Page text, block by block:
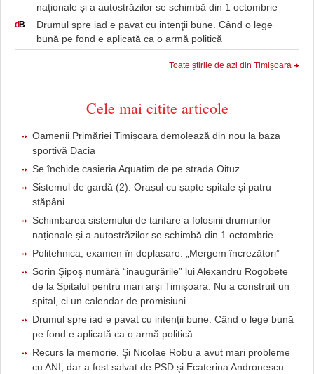
naționale și a autostrăzilor se schimbă din 1 octombrie
d B
Drumul spre iad e pavat cu intenţii bune. Când o lege
bună pe fond e aplicată ca o armă politică
Toate știrile de azi din Timișoara
Cele mai citite articole
Oamenii Primăriei Timișoara demolează din nou la baza
sportivă Dacia
Se închide casieria Aquatim de pe strada Oituz
Sistemul de gardă (2). Orașul cu șapte spitale și patru
stăpâni
Schimbarea sistemului de tarifare a folosirii drumurilor
naționale și a autostrăzilor se schimbă din 1 octombrie
Politehnica, examen în deplasare: „Mergem încrezători”
Sorin Şipoş numără “inaugurările” lui Alexandru Rogobete
de la Spitalul pentru mari arși Timișoara: Nu a construit un
spital, ci un calendar de promisiuni
Drumul spre iad e pavat cu intenţii bune. Când o lege bună
pe fond e aplicată ca o armă politică
Recurs la memorie. Şi Nicolae Robu a avut mari probleme
cu ANI, dar a fost salvat de PSD şi Ecaterina Andronescu